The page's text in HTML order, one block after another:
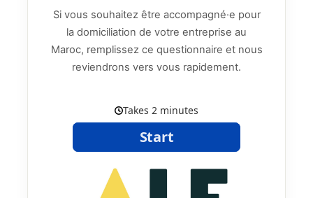
Si vous souhaitez être accompagné·e pour
la domiciliation de votre entreprise au
Maroc, remplissez ce questionnaire et nous
reviendrons vers vous rapidement.